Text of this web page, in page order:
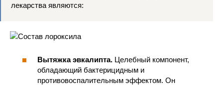
лекарства являются:
Вытяжка эвкалипта. Целебный компонент,
обладающий бактерицидным и
противовоспалительным эффектом. Он